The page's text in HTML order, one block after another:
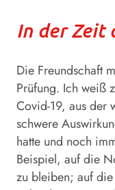
In der Zeit
Die Freundschaft
Prüfung. Ich weiß
Covid-19, aus der
schwere
hatte und noch
Beispiel, auf die
zu bleiben; auf